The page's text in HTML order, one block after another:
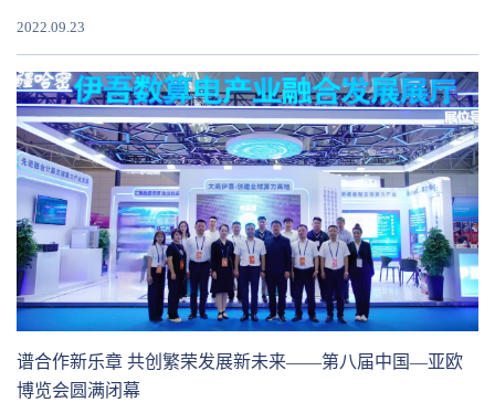
2022.09.23
谱合作新乐章 共创繁荣发展新未来——第八届中国—亚欧
博览会圆满闭幕